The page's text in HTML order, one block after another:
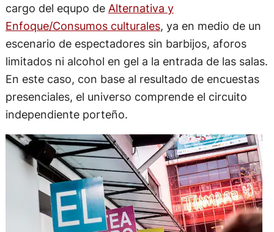
cargo del equpo de Alternativa y
Enfoque/Consumos culturales, ya en medio de un
escenario de espectadores sin barbijos, aforos
limitados ni alcohol en gel a la entrada de las salas.
En este caso, con base al resultado de encuestas
presenciales, el universo comprende el circuito
independiente porteño.